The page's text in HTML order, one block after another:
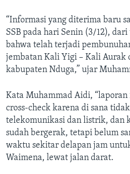
“Informasi yang diterima baru
SSB pada hari Senin (3/12),
bahwa telah terjadi
jembatan Kali Yigi – Kali Aurak
kabupaten Nduga,” ujar
Kata Muhammad Aidi,
cross-check karena di sana
telekomunikasi dan listrik, dan
sudah bergerak, tetapi belum
waktu sekitar delapan jam
Waimena, lewat jalan darat.